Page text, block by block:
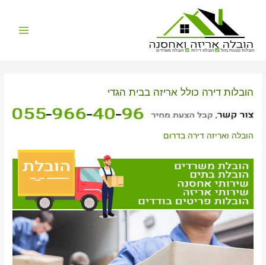
הובלות קטנות בזול הובלת דירות הובלת משרדים
הובלות דירה כולל אריזה בבית הגדי
הובלה ואריזה דירה בדרום